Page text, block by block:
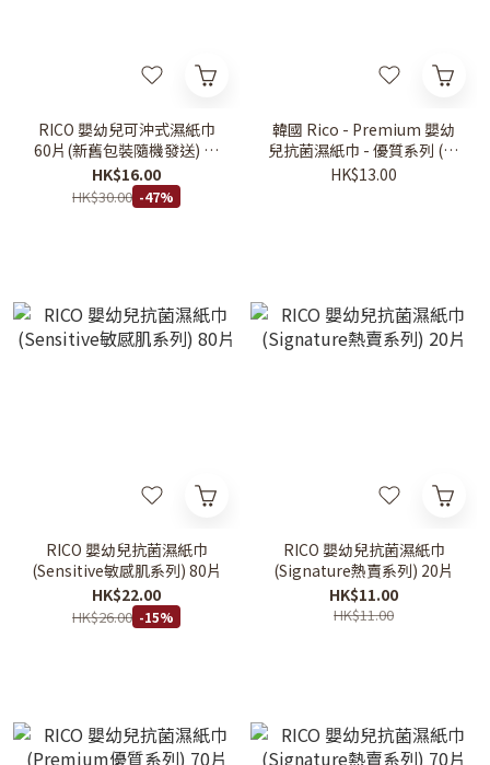
RICO 嬰幼兒可沖式濕紙巾
60片(新舊包裝隨機發送) 臨
期商品:2026.8.27
HK$16.00
HK$30.00 -47%
韓國 Rico - Premium 嬰幼
兒抗菌濕紙巾 - 優質系列 (20
片/包)
HK$13.00
RICO 嬰幼兒抗菌濕紙巾
(Sensitive敏感肌系列) 80片
HK$22.00
HK$26.00 -15%
RICO 嬰幼兒抗菌濕紙巾
(Signature熱賣系列) 20片
HK$11.00
HK$11.00